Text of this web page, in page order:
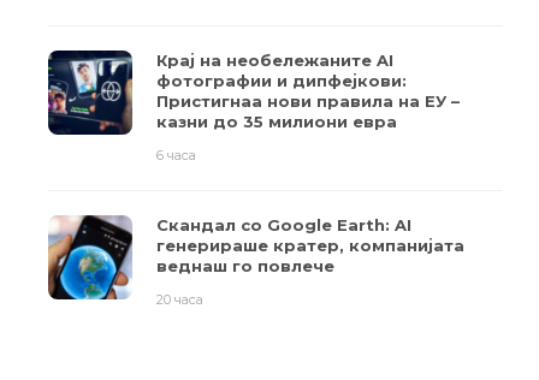
Крај на необележаните AI
фотографии и дипфејкови:
Пристигнаа нови правила на ЕУ –
казни до 35 милиони евра
6 часа
Скандал со Google Earth: AI
генерираше кратер, компанијата
веднаш го повлече
20 часа